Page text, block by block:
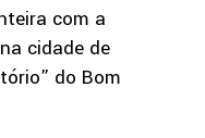
com a
cidade de
do Bom